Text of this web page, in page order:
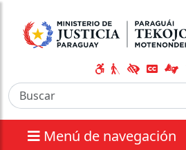
Menú de navegación